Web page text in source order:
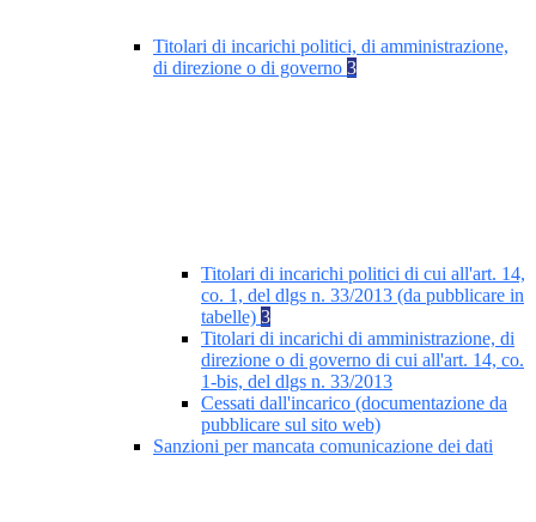
Titolari di incarichi politici, di amministrazione,
di direzione o di governo 3
Titolari di incarichi politici di cui all'art. 14,
co. 1, del dlgs n. 33/2013 (da pubblicare in
tabelle) 3
Titolari di incarichi di amministrazione, di
direzione o di governo di cui all'art. 14, co.
1-bis, del dlgs n. 33/2013
Cessati dall'incarico (documentazione da
pubblicare sul sito web)
Sanzioni per mancata comunicazione dei dati